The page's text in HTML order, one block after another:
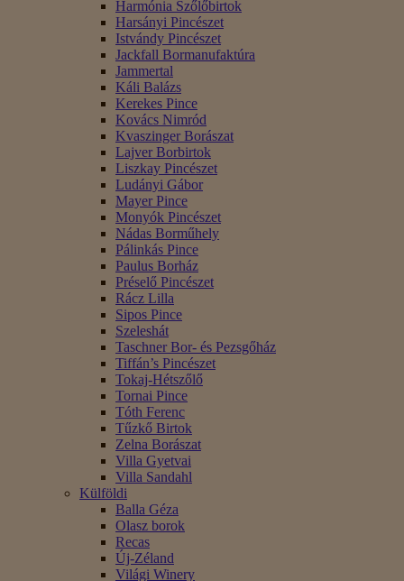
Harmónia Szőlőbirtok
Harsányi Pincészet
Istvándy Pincészet
Jackfall Bormanufaktúra
Jammertal
Káli Balázs
Kerekes Pince
Kovács Nimród
Kvaszinger Borászat
Lajver Borbirtok
Liszkay Pincészet
Ludányi Gábor
Mayer Pince
Monyók Pincészet
Nádas Borműhely
Pálinkás Pince
Paulus Borház
Préselő Pincészet
Rácz Lilla
Sipos Pince
Szeleshát
Taschner Bor- és Pezsgőház
Tiffán’s Pincészet
Tokaj-Hétszőlő
Tornai Pince
Tóth Ferenc
Tűzkő Birtok
Zelna Borászat
Villa Gyetvai
Villa Sandahl
Külföldi
Balla Géza
Olasz borok
Recas
Új-Zéland
Világi Winery